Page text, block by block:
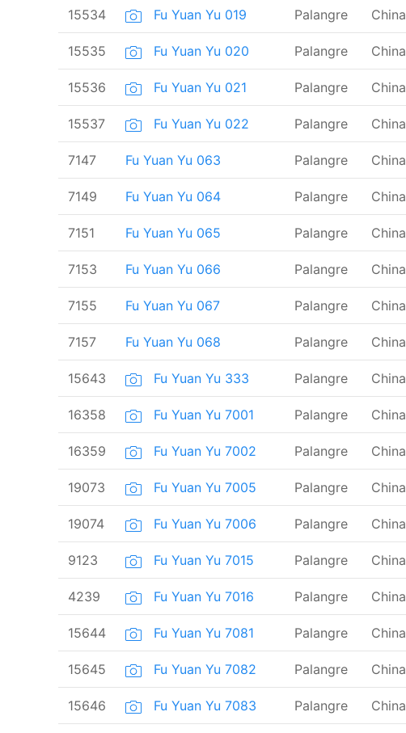
15534 Fu Yuan Yu 019 Palangre China
15535 Fu Yuan Yu 020 Palangre China
15536 Fu Yuan Yu 021 Palangre China
15537 Fu Yuan Yu 022 Palangre China
7147 Fu Yuan Yu 063 Palangre China
7149 Fu Yuan Yu 064 Palangre China
7151 Fu Yuan Yu 065 Palangre China
7153 Fu Yuan Yu 066 Palangre China
7155 Fu Yuan Yu 067 Palangre China
7157 Fu Yuan Yu 068 Palangre China
15643 Fu Yuan Yu 333 Palangre China
16358 Fu Yuan Yu 7001 Palangre China
16359 Fu Yuan Yu 7002 Palangre China
19073 Fu Yuan Yu 7005 Palangre China
19074 Fu Yuan Yu 7006 Palangre China
9123 Fu Yuan Yu 7015 Palangre China
4239 Fu Yuan Yu 7016 Palangre China
15644 Fu Yuan Yu 7081 Palangre China
15645 Fu Yuan Yu 7082 Palangre China
15646 Fu Yuan Yu 7083 Palangre China